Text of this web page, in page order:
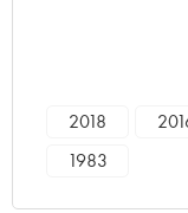
2018
1983